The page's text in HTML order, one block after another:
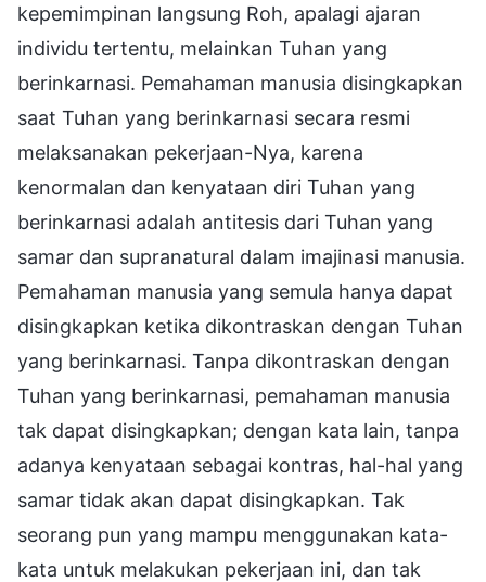
kepemimpinan langsung Roh, apalagi ajaran
individu tertentu, melainkan Tuhan yang
berinkarnasi. Pemahaman manusia disingkapkan
saat Tuhan yang berinkarnasi secara resmi
melaksanakan pekerjaan-Nya, karena
kenormalan dan kenyataan diri Tuhan yang
berinkarnasi adalah antitesis dari Tuhan yang
samar dan supranatural dalam imajinasi manusia.
Pemahaman manusia yang semula hanya dapat
disingkapkan ketika dikontraskan dengan Tuhan
yang berinkarnasi. Tanpa dikontraskan dengan
Tuhan yang berinkarnasi, pemahaman manusia
tak dapat disingkapkan; dengan kata lain, tanpa
adanya kenyataan sebagai kontras, hal-hal yang
samar tidak akan dapat disingkapkan. Tak
seorang pun yang mampu menggunakan kata-
kata untuk melakukan pekerjaan ini, dan tak